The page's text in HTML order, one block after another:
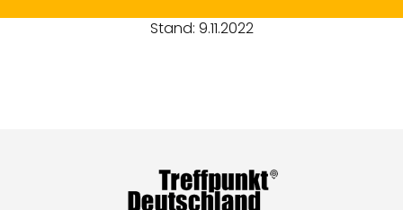
Stand: 9.11.2022